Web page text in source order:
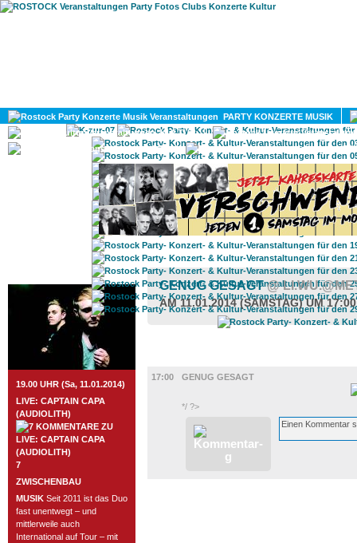
PARTY KONZERTE MUSIK
KULTUR
GAY
ROSTOCK TAGESTIPP
19.00 UHR (Sa, 11.01.2014)
LIVE: CAPTAIN CAPA
(AUDIOLITH)
7
ZWISCHENBAU
MUSIK Seit 2011 ist das Duo
fast unentwegt – und
mittlerweile auch
International auf Tour – mit
GENUG GESAGT@
AM 11.01.2014 (SAMSTAG) UM
17:00
GENUG GESAGT
*/ ?>